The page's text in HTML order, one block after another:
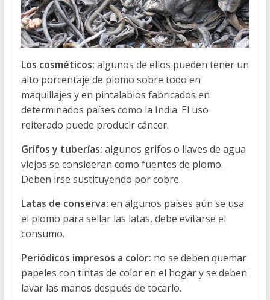
Los cosméticos: algunos de ellos pueden tener un
alto porcentaje de plomo sobre todo en
maquillajes y en pintalabios fabricados en
determinados países como la India. El uso
reiterado puede producir cáncer.
Grifos y tuberías: algunos grifos o llaves de agua
viejos se consideran como fuentes de plomo.
Deben irse sustituyendo por cobre.
Latas de conserva: en algunos países aún se usa
el plomo para sellar las latas, debe evitarse el
consumo.
Periódicos impresos a color: no se deben quemar
papeles con tintas de color en el hogar y se deben
lavar las manos después de tocarlo.